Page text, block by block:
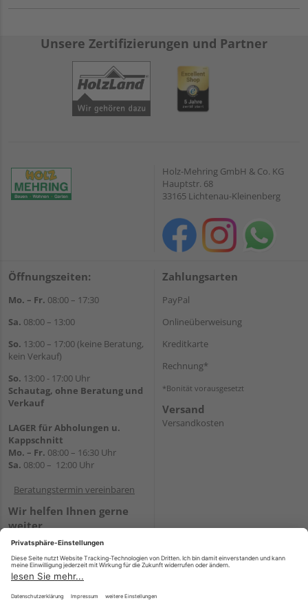
Unsere Zertifizierungen und Partner
Holz-Mehring GmbH & Co. KG
Hauptstr. 68
33165 Lichtenau-Kleinenberg
Öffnungszeiten:
Mo. – Fr. 08:00 – 17:30
Sa. 08:00 – 13:00
So. 13:00 – 17:00 (keine Beratung,
kein Verkauf)
So. 13:00 - 17:00 Uhr
Schautag, ohne Beratung und
Verkauf
LAGER für Abholungen u.
Kappschnitt
Mo. – Fr. 08:00 – 16:30 Uhr
Sa. 08:00 – 12:00 Uhr
Beratungstermin vereinbaren
Wir helfen Ihnen gerne
weiter
Tel.:+49 5647 94660
WhatsApp
Zahlungsarten
PayPal
Onlineüberweisung
Kreditkarte
Rechnung*
*Bonität vorausgesetzt
Versand
Versandkosten